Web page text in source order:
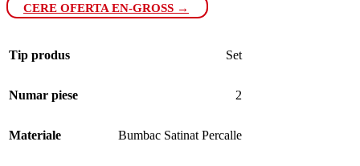
CERE OFERTA EN-GROSS →
Tip produs Set
Numar piese 2
Materiale Bumbac Satinat Percalle